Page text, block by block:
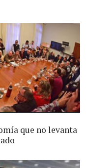
que no levanta